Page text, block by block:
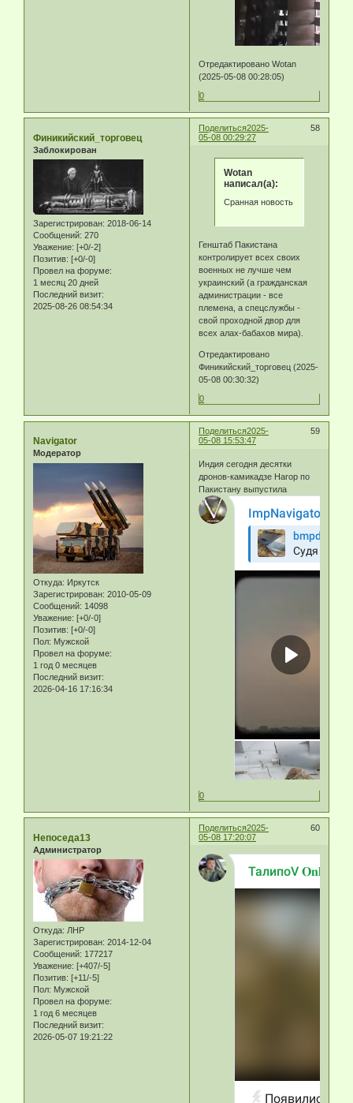
Отредактировано Wotan
(2025-05-08 00:28:05)
0
Поделиться 58
2025-
05-08 00:29:27
Финикийский_торговец
Заблокирован
Зарегистрирован: 2018-06-14
Сообщений: 270
Уважение: [+0/-2]
Позитив: [+0/-0]
Провел на форуме:
1 месяц 20 дней
Последний визит:
2025-08-26 08:54:34
Wotan
написал(а):
Сранная новость
Генштаб Пакистана
контролирует всех своих
военных не лучше чем
украинский (а гражданская
администрации - все
племена, а спецслужбы -
свой проходной двор для
всех алах-бабахов мира).
Отредактировано
Финикийский_торговец (2025-
05-08 00:30:32)
0
Поделиться 59
2025-
05-08 15:53:47
Navigator
Модератор
Откуда: Иркутск
Зарегистрирован: 2010-05-09
Сообщений: 14098
Уважение: [+0/-0]
Позитив: [+0/-0]
Пол: Мужской
Провел на форуме:
1 год 0 месяцев
Последний визит:
2026-04-16 17:16:34
Индия сегодня десятки
дронов-камикадзе Harop по
Пакистану выпустила
0
Поделиться 60
2025-
05-08 17:20:07
Непоседа13
Администратор
Откуда: ЛНР
Зарегистрирован: 2014-12-04
Сообщений: 177217
Уважение: [+407/-5]
Позитив: [+11/-5]
Пол: Мужской
Провел на форуме:
1 год 6 месяцев
Последний визит:
2026-05-07 19:21:22